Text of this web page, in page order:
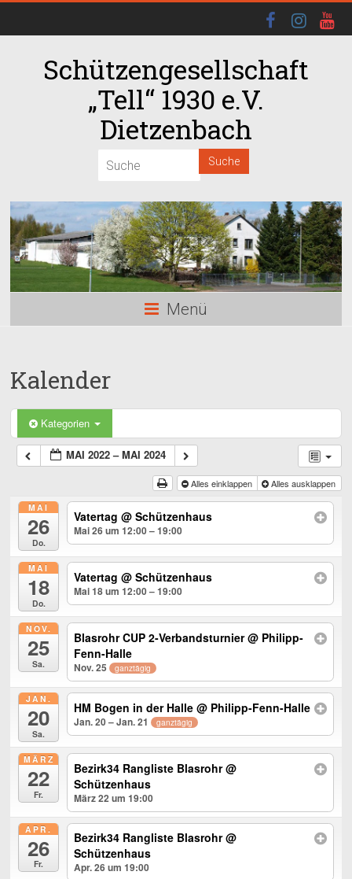
Schützengesellschaft
„Tell“ 1930 e.V.
Dietzenbach
Menü
Kalender
Kategorien
MAI 2022 – MAI 2024
Alles einklappen Alles ausklappen
MAI
26
Do.
Vatertag @ Schützenhaus
Mai 26 um 12:00 – 19:00
MAI
18
Do.
Vatertag @ Schützenhaus
Mai 18 um 12:00 – 19:00
NOV.
25
Sa.
Blasrohr CUP 2-Verbandsturnier@ Philipp-
Fenn-Halle
Nov. 25 ganztägig
JAN.
20
Sa.
HM Bogen in der Halle @ Philipp-Fenn-Halle
Jan. 20 – Jan. 21 ganztägig
MÄRZ
22
Fr.
Bezirk34 Rangliste Blasrohr@
Schützenhaus
März 22 um 19:00
APR.
26
Fr.
Bezirk34 Rangliste Blasrohr@
Schützenhaus
Apr. 26 um 19:00